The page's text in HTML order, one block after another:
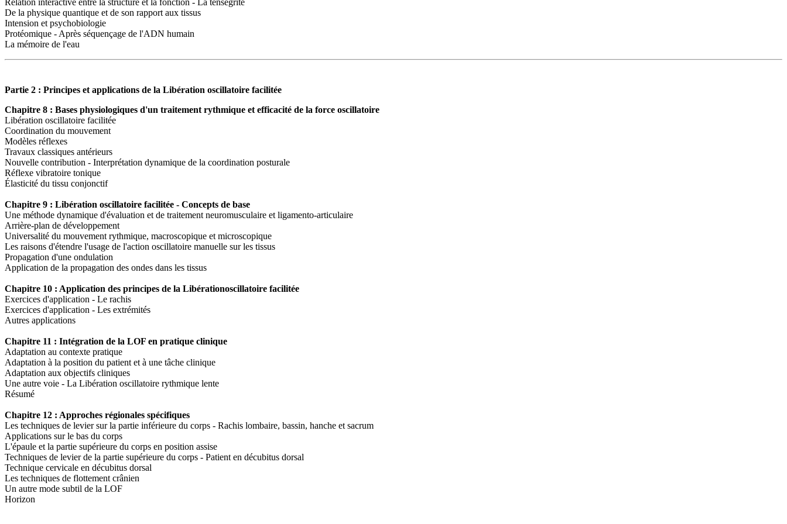
De la physique quantique et de son rapport aux tissus
Intension et psychobiologie
Protéomique - Après séquençage de l'ADN humain
La mémoire de l'eau
Partie 2 : Principes et applications de la Libération oscillatoire facilitée
Chapitre 8 : Bases physiologiques d'un traitement rythmique et efficacité de la force oscillatoire
Libération oscillatoire facilitée
Coordination du mouvement
Modèles réflexes
Travaux classiques antérieurs
Nouvelle contribution - Interprétation dynamique de la coordination posturale
Réflexe vibratoire tonique
Élasticité du tissu conjonctif
Chapitre 9 : Libération oscillatoire facilitée - Concepts de base
Une méthode dynamique d'évaluation et de traitement neuromusculaire et ligamento-articulaire
Arrière-plan de développement
Universalité du mouvement rythmique, macroscopique et microscopique
Les raisons d'étendre l'usage de l'action oscillatoire manuelle sur les tissus
Propagation d'une ondulation
Application de la propagation des ondes dans les tissus
Chapitre 10 : Application des principes de la Libérationoscillatoire facilitée
Exercices d'application - Le rachis
Exercices d'application - Les extrémités
Autres applications
Chapitre 11 : Intégration de la LOF en pratique clinique
Adaptation au contexte pratique
Adaptation à la position du patient et à une tâche clinique
Adaptation aux objectifs cliniques
Une autre voie - La Libération oscillatoire rythmique lente
Résumé
Chapitre 12 : Approches régionales spécifiques
Les techniques de levier sur la partie inférieure du corps - Rachis lombaire, bassin, hanche et sacrum
Applications sur le bas du corps
L'épaule et la partie supérieure du corps en position assise
Techniques de levier de la partie supérieure du corps - Patient en décubitus dorsal
Technique cervicale en décubitus dorsal
Les techniques de flottement crânien
Un autre mode subtil de la LOF
Horizon